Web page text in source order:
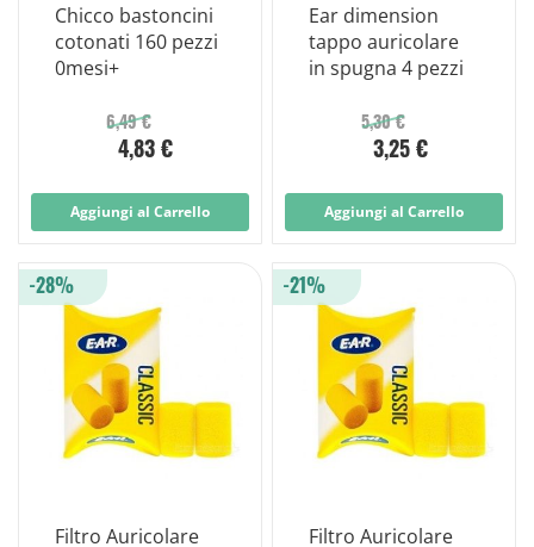
Chicco bastoncini
cotonati 160 pezzi
0mesi+
6,49 €
4,83 €
Aggiungi al Carrello
Ear dimension
tappo auricolare
in spugna 4 pezzi
5,30 €
3,25 €
Aggiungi al Carrello
Filtro Auricolare
-28%
Filtro Auricolare
-21%